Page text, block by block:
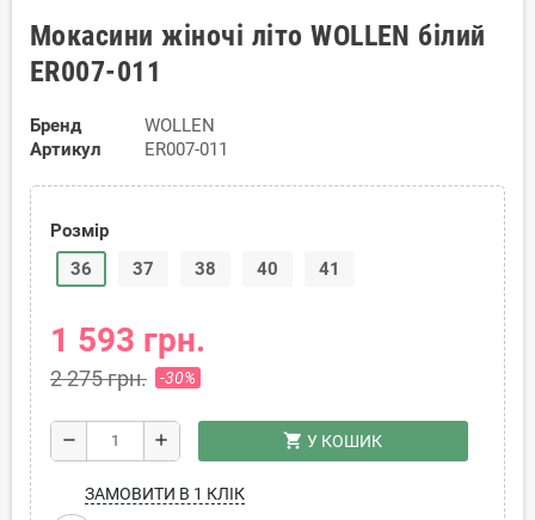
Мокасини жіночі літо WOLLEN білий
ER007-011
Бренд
WOLLEN
Артикул
ER007-011
Розмір
36
37 38 40 41
1 593 грн.
2 275 грн. -30%
remove add shopping_cart У КОШИК
ЗАМОВИТИ В 1 КЛІК